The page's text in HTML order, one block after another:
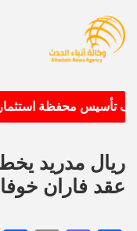
تأسيس محفظة
ريال مدريد
عقد فاران